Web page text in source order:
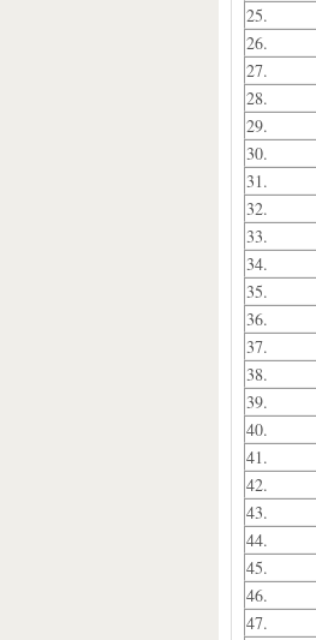
25.
26.
27.
28.
29.
30.
31.
32.
33.
34.
35.
36.
37.
38.
39.
40.
41.
42.
43.
44.
45.
46.
47.